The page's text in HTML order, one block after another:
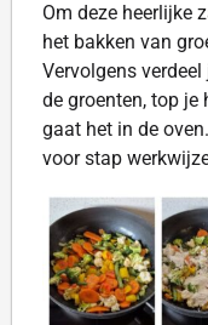
Om deze heerlijke
het bakken van
Vervolgens
de groenten, top je
gaat het in de
voor stap